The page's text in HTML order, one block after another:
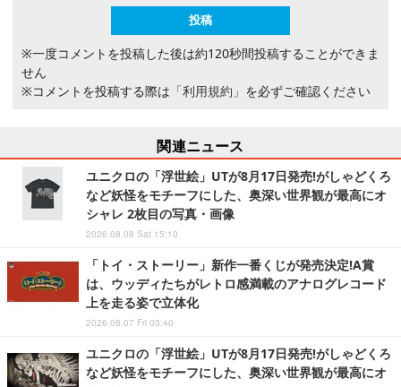
※一度コメントを投稿した後は約120秒間投稿することができま
せん
※コメントを投稿する際は 「利用規約」 を必ずご確認ください
関連ニュース
ユニクロの「浮世絵」UTが8月17日発売!がしゃどくろ
など妖怪をモチーフにした、奥深い世界観が最高にオ
シャレ 2枚目の写真・画像
2026.08.08 Sat 15:10
「トイ・ストーリー」新作一番くじが発売決定!A賞
は、ウッディたちがレトロ感満載のアナログレコード
上を走る姿で立体化
2026.08.07 Fri 03:40
ユニクロの「浮世絵」UTが8月17日発売!がしゃどくろ
など妖怪をモチーフにした、奥深い世界観が最高にオ